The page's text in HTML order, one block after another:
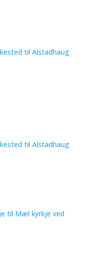
til Alstadhaug
til Alstadhaug
til Mæl kyrkje ved